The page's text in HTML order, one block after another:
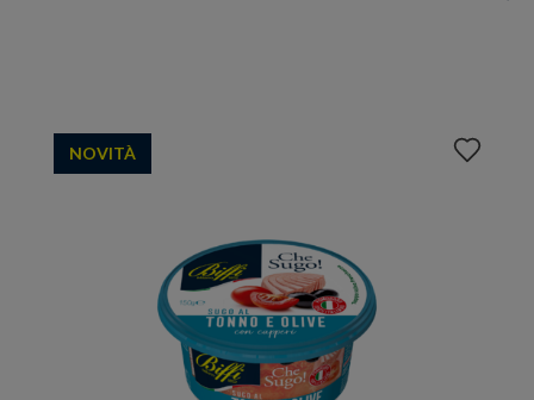
NOVITÀ
Aggiungi